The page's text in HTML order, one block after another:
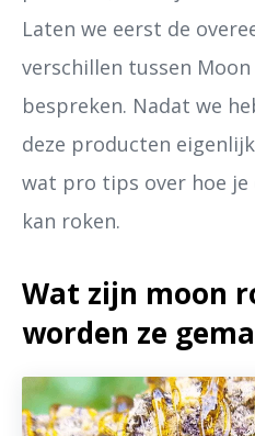
Laten we eerst de
verschillen tussen Moon
bespreken. Nadat we
deze producten
wat pro tips over hoe je
kan roken.
Wat zijn moon
worden ze